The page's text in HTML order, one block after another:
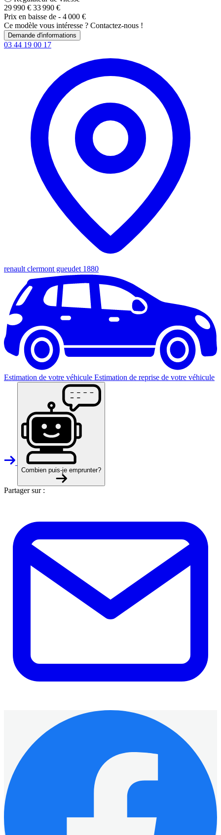
29 990 € 33 990 €
Prix en baisse de - 4 000 €
Ce modèle vous intéresse ? Contactez-nous !
Demande d'informations
03 44 19 00 17
renault clermont gueudet 1880
Estimation de votre véhicule Estimation de reprise de votre véhicule
Combien puis-je emprunter?
Partager sur :